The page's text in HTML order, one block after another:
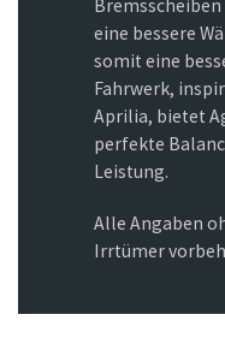
eine bessere
somit eine
Fahrwerk,
Aprilia, bietet
perfekte
Leistung.
Alle Angaben
Irrtümer